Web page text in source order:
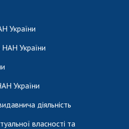
України
НАН України
України
діяльність
власності та